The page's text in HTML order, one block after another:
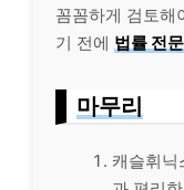
꼼꼼하게 검토해
기 전에 법률 전
마무리
캐슬휘닉